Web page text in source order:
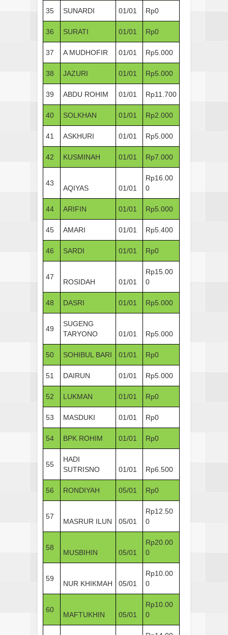
35 SUNARDI 01/01 Rp0
36 SURATI 01/01 Rp0
37 A MUDHOFIR 01/01 Rp5.000
38 JAZURI 01/01 Rp5.000
39 ABDU ROHIM 01/01 Rp11.700
40 SOLKHAN 01/01 Rp2.000
41 ASKHURI 01/01 Rp5.000
42 KUSMINAH 01/01 Rp7.000
43
AQIYAS 01/01
Rp16.00
0
44 ARIFIN 01/01 Rp5.000
45 AMARI 01/01 Rp5.400
46 SARDI 01/01 Rp0
47
ROSIDAH 01/01
Rp15.00
0
48 DASRI 01/01 Rp5.000
49
SUGENG
TARYONO
01/01 Rp5.000
50 SOHIBUL BARI 01/01 Rp0
51 DAIRUN 01/01 Rp5.000
52 LUKMAN 01/01 Rp0
53 MASDUKI 01/01 Rp0
54 BPK ROHIM 01/01 Rp0
55
HADI
SUTRISNO
01/01 Rp6.500
56 RONDIYAH 05/01 Rp0
57
MASRUR ILUN 05/01
Rp12.50
0
58
MUSBIHIN 05/01
Rp20.00
0
59
NUR KHIKMAH 05/01
Rp10.00
0
60
MAFTUKHIN 05/01
Rp10.00
0